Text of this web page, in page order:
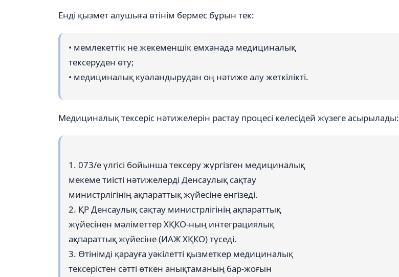
Енді қызмет алушыға өтінім бермес бұрын тек:
• мемлекеттік не жекеменшік емханада медициналық
тексеруден өту;
• медициналық куәландырудан оң нәтиже алу жеткілікті.
Медициналық тексеріс нәтижелерін растау процесі келесідей жүзеге асырылады:
1. 073/е үлгісі бойынша тексеру жүргізген медициналық
мекеме тиісті нәтижелерді Денсаулық сақтау
министрлігінің ақпараттық жүйесіне енгізеді.
2. ҚР Денсаулық сақтау министрлігінің ақпараттық
жүйесінен мәліметтер ХҚКО-ның интеграциялық
ақпараттық жүйесіне (ИАЖ ХҚКО) түседі.
3. Өтінімді қарауға уәкілетті қызметкер медициналық
тексерістен сәтті өткен анықтаманың бар-жоғын